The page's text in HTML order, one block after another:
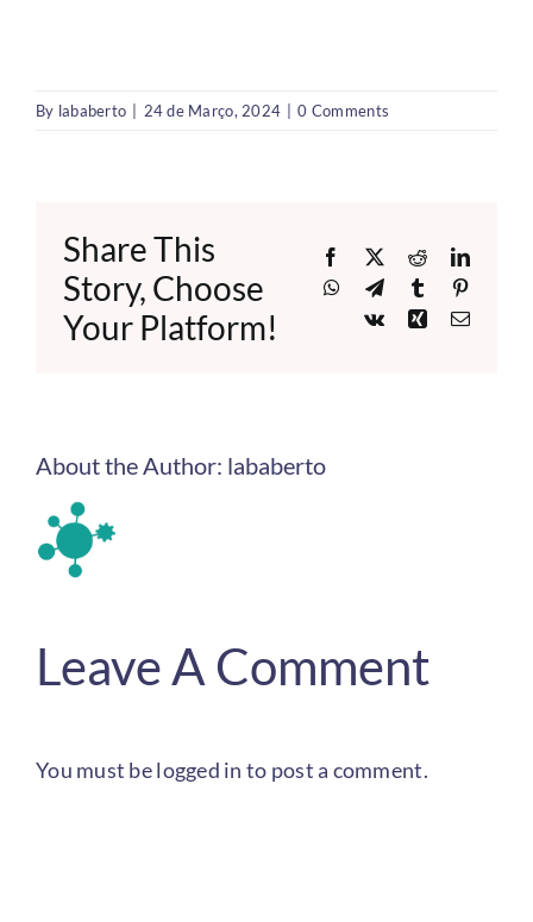
By lababerto 24 de Março, 2024 0 Comments
Share This
Story, Choose
Your Platform!
Facebook
X Reddit
WhatsApp
TelegramTumblr
Vk
XingEmail
About the Author: lababerto
Leave A Comment
You must belogged in to post a comment.